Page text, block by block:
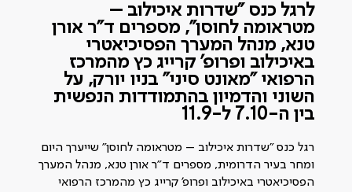
לרגל כנס "שדרות איכילוב –
מטראומה לחוסן", מספרים ד"ר אורן
טנא, מנהל המערך הפסיכיאטרי
באיכילוב ופרופ' קרייג כץ מהמרכז
הרפואי "מאונט סיני" בניו יורק, על
השוני והדמיון בהתמודדות הנפשית
בין ה-7.10 ל-11.9
רגל כנס "שדרות איכילוב – מטראומה לחוסן" שייערך היום
ומחר בעיר הדרומית, מספרים ד"ר אורן טנא, מנהל המערך
הפסיכיאטרי באיכילוב ופרופ' קרייג כץ מהמרכז הרפואי